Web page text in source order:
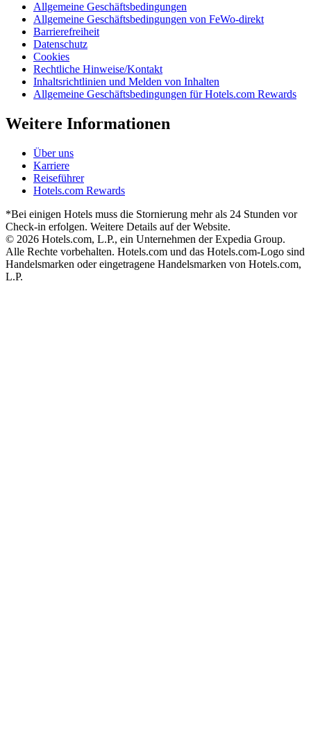
Allgemeine Geschäftsbedingungen
Allgemeine Geschäftsbedingungen von FeWo-direkt
Barrierefreiheit
Datenschutz
Cookies
Rechtliche Hinweise/Kontakt
Inhaltsrichtlinien und Melden von Inhalten
Allgemeine Geschäftsbedingungen für Hotels.com Rewards
Weitere Informationen
Über uns
Karriere
Reiseführer
Hotels.com Rewards
*Bei einigen Hotels muss die Stornierung mehr als 24 Stunden vor
Check-in erfolgen. Weitere Details auf der Website.
© 2026 Hotels.com, L.P., ein Unternehmen der Expedia Group.
Alle Rechte vorbehalten. Hotels.com und das Hotels.com-Logo sind
Handelsmarken oder eingetragene Handelsmarken von Hotels.com,
L.P.